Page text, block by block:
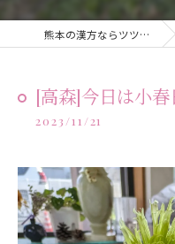
熊本の漢方ならツツミ薬局
[高森]今日は小
2023/11/21